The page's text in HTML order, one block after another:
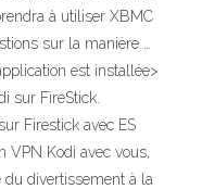
à utiliser XBMC
sur la manière …
est installée>
sur FireStick.
Firestick avec ES
VPN Kodi avec vous,
divertissement à la